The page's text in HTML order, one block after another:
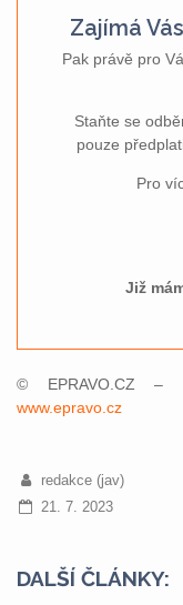
Zajímá
Pak právě pro
Staňte se
pouze
Pro
Již
© EPRAVO.CZ –
www.epravo.cz
redakce (jav)
21. 7. 2023
DALŠÍ ČLÁNKY: